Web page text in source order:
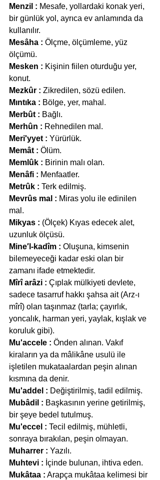
Menzil : Mesafe, yollardaki konak yeri,
bir günlük yol, ayrıca ev anlamında da
kullanılır.
Mesâha : Ölçme, ölçümleme, yüz
ölçümü.
Mesken : Kişinin fiilen oturduğu yer,
konut.
Mezkûr : Zikredilen, sözü edilen.
Mıntıka : Bölge, yer, mahal.
Merbût : Bağlı.
Merhûn : Rehnedilen mal.
Meri'yyet : Yürürlük.
Memât : Ölüm.
Memlûk : Birinin malı olan.
Menâfi : Menfaatler.
Metrûk : Terk edilmiş.
Mevrûs mal : Miras yolu ile edinilen
mal.
Mikyas : (Ölçek) Kıyas edecek alet,
uzunluk ölçüsü.
Mine′l-kadîm : Oluşuna, kimsenin
bilemeyeceği kadar eski olan bir
zamanı ifade etmektedir.
Mîrî arâzi : Çıplak mülkiyeti devlete,
sadece tasarruf hakkı şahsa ait (Arz-ı
mîrî) olan taşınmaz (tarla; çayırlık,
yoncalık, harman yeri, yaylak, kışlak ve
koruluk gibi).
Mu'accele : Önden alınan. Vakıf
kiraların ya da mâlikâne usulü ile
işletilen mukataalardan peşin alınan
kısmına da denir.
Mu'addel : Değiştirilmiş, tadil edilmiş.
Mubâdil : Başkasının yerine getirilmiş,
bir şeye bedel tutulmuş.
Mu'eccel : Tecil edilmiş, mühletli,
sonraya bırakılan, peşin olmayan.
Muharrer : Yazılı.
Muhtevi : İçinde bulunan, ihtiva eden.
Mukâtaa : Arapça mukâtaa kelimesi bir